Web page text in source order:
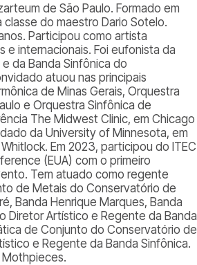
de São Paulo. Formado em
do maestro Dario Sotelo.
Participou como artista
internacionais. Foi eufonista da
da Banda Sinfônica do
atuou nas principais
de Minas Gerais, Orquestra
e Orquestra Sinfônica de
The Midwest Clinic, em Chicago
daUniversity of Minnesota, em
Em 2023, participou do ITEC
(EUA) com o primeiro
Tem atuado como regente
de Metais do Conservatório de
Banda Henrique Marques, Banda
Diretor Artístico e Regente da Banda
de Conjunto do Conservatório de
e Regente da Banda Sinfônica.
Mothpieces.